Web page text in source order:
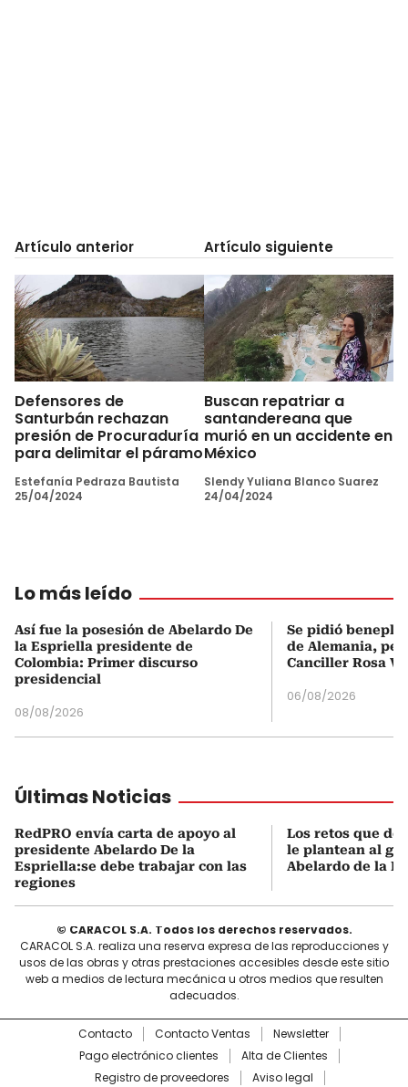
Artículo anterior
Defensores de
Santurbán rechazan
presión de Procuraduría
para delimitar el páramo
Estefanía Pedraza Bautista
25/04/2024
Artículo siguiente
Buscan repatriar a
santandereana que
murió en un accidente en
México
Slendy Yuliana Blanco Suarez
24/04/2024
Lo más leído
Así fue la posesión de Abelardo De
la Espriella presidente de
Colombia: Primer discurso
presidencial
08/08/2026
Se pidió
de Alemania,
Canciller Rosa
06/08/2026
Últimas Noticias
RedPRO envía carta de apoyo al
presidente Abelardo De la
Espriella:se debe trabajar con las
regiones
Los retos que
le plantean al
Abelardo de la
© CARACOL S.A. Todos los derechos reservados.
CARACOL S.A. realiza una reserva expresa de las reproducciones y
usos de las obras y otras prestaciones accesibles desde este sitio
web a medios de lectura mecánica u otros medios que resulten
adecuados.
Contacto Contacto Ventas
Newsletter
Pago electrónico clientes
Alta de Clientes
Registro de proveedores
Aviso legal